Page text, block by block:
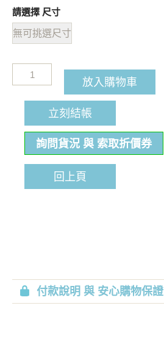
請選擇 尺寸
無可挑選尺寸
放入購物車
立刻結帳
詢問貨況 與 索取折價券
回上頁
付款說明 與 安心購物保證